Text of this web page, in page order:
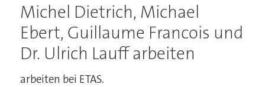
Michel Dietrich, Michael
Ebert, Guillaume Francois und
Dr. Ulrich Lauff arbeiten
arbeiten bei ETAS.